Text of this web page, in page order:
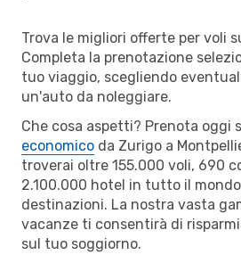
Trova le migliori offerte per voli
Completa la prenotazione
tuo viaggio, scegliendo
un'auto da noleggiare.
Che cosa aspetti? Prenota oggi
economico da Zurigo a
troverai oltre 155.000 voli, 690
2.100.000 hotel in tutto il
destinazioni. La nostra vasta
vacanze ti consentirà di
sul tuo soggiorno.